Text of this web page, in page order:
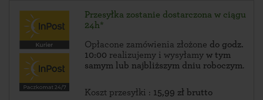
Przesyłka zostanie dostarczona w ciągu
24h*
Opłacone zamówienia złożone do godz.
10:00 realizujemy i wysyłamy w tym
samym lub najbliższym dniu roboczym.
Koszt przesyłki : 15,99 zł brutto